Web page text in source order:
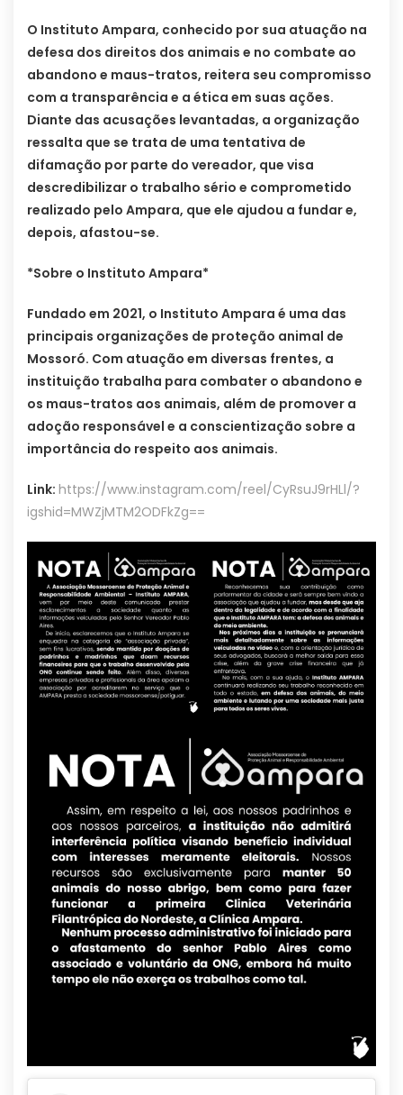
O Instituto Ampara, conhecido por sua atuação na
defesa dos direitos dos animais e no combate ao
abandono e maus-tratos, reitera seu compromisso
com a transparência e a ética em suas ações.
Diante das acusações levantadas, a organização
ressalta que se trata de uma tentativa de
difamação por parte do vereador, que visa
descredibilizar o trabalho sério e comprometido
realizado pelo Ampara, que ele ajudou a fundar e,
depois, afastou-se.
*Sobre o Instituto Ampara*
Fundado em 2021, o Instituto Ampara é uma das
principais organizações de proteção animal de
Mossoró. Com atuação em diversas frentes, a
instituição trabalha para combater o abandono e
os maus-tratos aos animais, além de promover a
adoção responsável e a conscientização sobre a
importância do respeito aos animais.
Link: https://www.instagram.com/reel/CyRsuJ9rHLl/?
igshid=MWZjMTM2ODFkZg==